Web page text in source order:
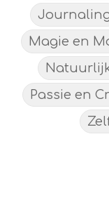
Magie en
Passie en